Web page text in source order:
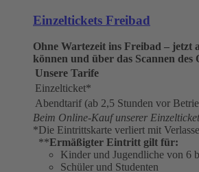
Einzeltickets Freibad
Ohne Wartezeit ins Freibad – jetzt
können und über das Scannen des
Unsere Tarife
Einzelticket*
Abendtarif (ab 2,5 Stunden vor
Beim Online-Kauf unserer
*Die Eintrittskarte verliert mit
**Ermäßigter Eintritt gilt für:
Kinder und Jugendliche von 6
Schüler und Studenten